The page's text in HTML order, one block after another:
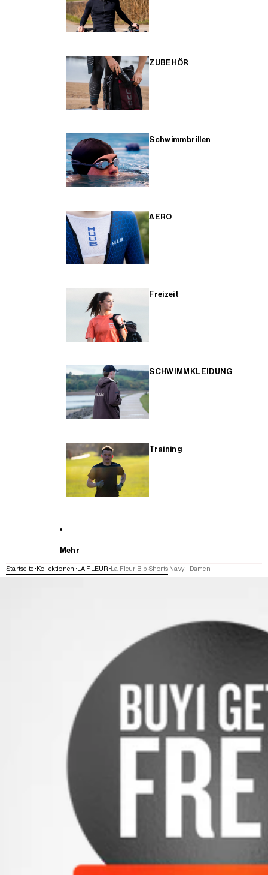
ZUBEHÖR
Schwimmbrillen
AERO
Freizeit
SCHWIMMKLEIDUNG
Training
Mehr
Startseite Kollektionen LA FLEUR La Fleur Bib Shorts Navy - Damen
WEITER ZU DEN PRODUKTINFORMATIONEN